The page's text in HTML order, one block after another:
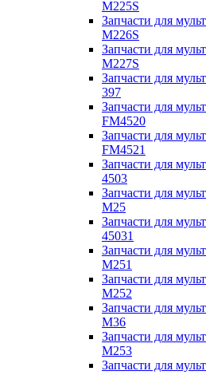
M225S
Запчасти для
M226S
Запчасти для
M227S
Запчасти для
397
Запчасти для
FM4520
Запчасти для
FM4521
Запчасти для
4503
Запчасти для
M25
Запчасти для
45031
Запчасти для
M251
Запчасти для
M252
Запчасти для
M36
Запчасти для
M253
Запчасти для